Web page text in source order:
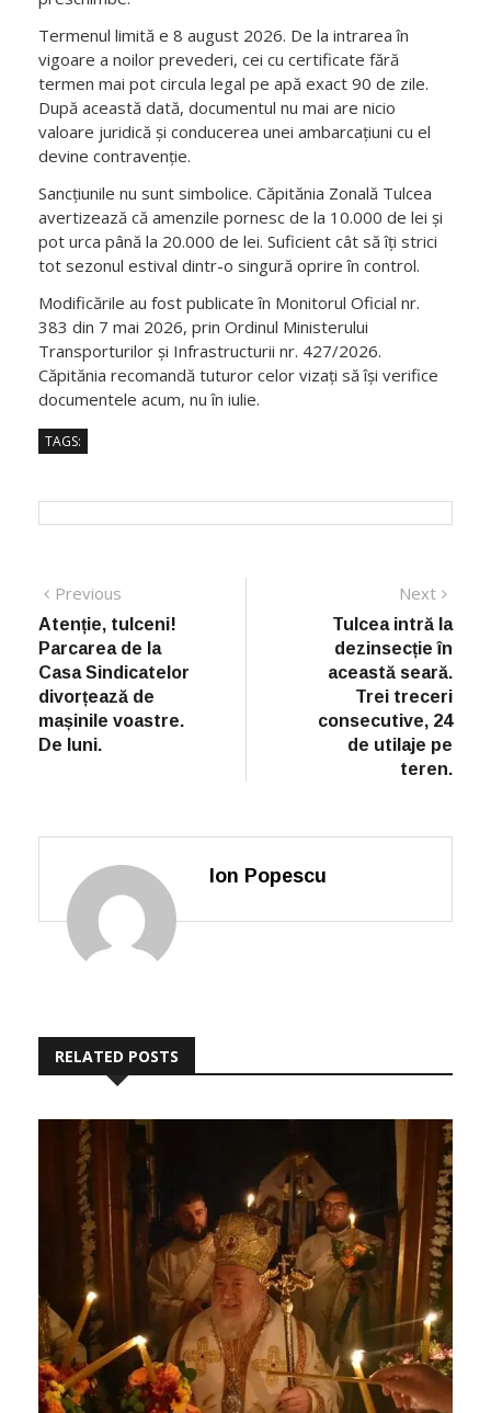
Termenul limită e 8 august 2026. De la intrarea în
vigoare a noilor prevederi, cei cu certificate fără
termen mai pot circula legal pe apă exact 90 de zile.
După această dată, documentul nu mai are nicio
valoare juridică și conducerea unei ambarcațiuni cu el
devine contravenție.
Sancțiunile nu sunt simbolice. Căpitănia Zonală Tulcea
avertizează că amenzile pornesc de la 10.000 de lei și
pot urca până la 20.000 de lei. Suficient cât să îți strici
tot sezonul estival dintr-o singură oprire în control.
Modificările au fost publicate în Monitorul Oficial nr.
383 din 7 mai 2026, prin Ordinul Ministerului
Transporturilor și Infrastructurii nr. 427/2026.
Căpitănia recomandă tuturor celor vizați să își verifice
documentele acum, nu în iulie.
navigation
Atenție, tulceni!
Parcarea de la
Casa Sindicatelor
divorțează de
mașinile voastre.
De luni.
Tulcea intră la
dezinsecție în
această seară.
Trei treceri
consecutive, 24
de utilaje pe
teren.
RELATED POSTS